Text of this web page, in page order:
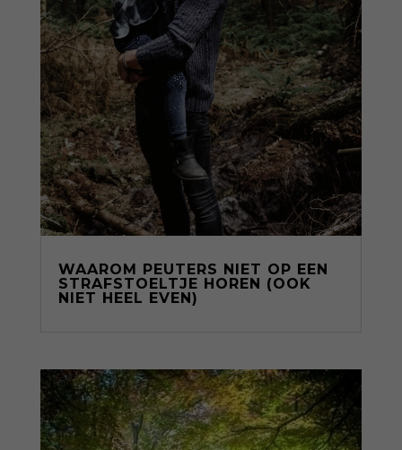
WAAROM PEUTERS NIET OP EEN
STRAFSTOELTJE HOREN (OOK
NIET HEEL EVEN)